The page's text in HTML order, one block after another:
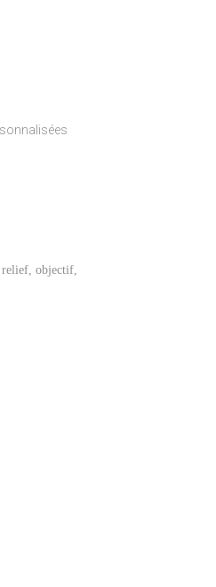
relief, objectif,